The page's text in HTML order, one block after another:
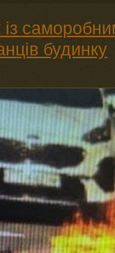
із
будинку